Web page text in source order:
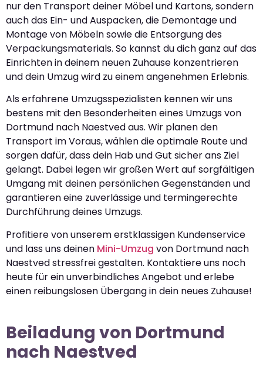
nur den Transport deiner Möbel und Kartons, sondern
auch das Ein- und Auspacken, die Demontage und
Montage von Möbeln sowie die Entsorgung des
Verpackungsmaterials. So kannst du dich ganz auf das
Einrichten in deinem neuen Zuhause konzentrieren
und dein Umzug wird zu einem angenehmen Erlebnis.
Als erfahrene Umzugsspezialisten kennen wir uns
bestens mit den Besonderheiten eines Umzugs von
Dortmund nach Naestved aus. Wir planen den
Transport im Voraus, wählen die optimale Route und
sorgen dafür, dass dein Hab und Gut sicher ans Ziel
gelangt. Dabei legen wir großen Wert auf sorgfältigen
Umgang mit deinen persönlichen Gegenständen und
garantieren eine zuverlässige und termingerechte
Durchführung deines Umzugs.
Profitiere von unserem erstklassigen Kundenservice
und lass uns deinen Mini-Umzug von Dortmund nach
Naestved stressfrei gestalten. Kontaktiere uns noch
heute für ein unverbindliches Angebot und erlebe
einen reibungslosen Übergang in dein neues Zuhause!
Beiladung von Dortmund
nach Naestved